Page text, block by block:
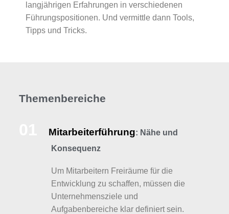
langjährigen Erfahrungen in verschiedenen
Führungspositionen. Und vermittle dann Tools,
Tipps und Tricks.
Themenbereiche
Mitarbeiterführung: Nähe und
Konsequenz
Um Mitarbeitern Freiräume für die
Entwicklung zu schaffen, müssen die
Unternehmensziele und
Aufgabenbereiche klar definiert sein.